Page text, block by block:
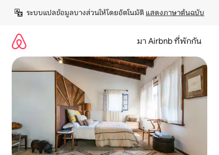
เนื้อหา
ระบบแปลข้อมูลบางส่วนให้โดยอัตโนมัติ แสดงภาษาต้นฉบับ
มา Airbnb ที่พักกัน